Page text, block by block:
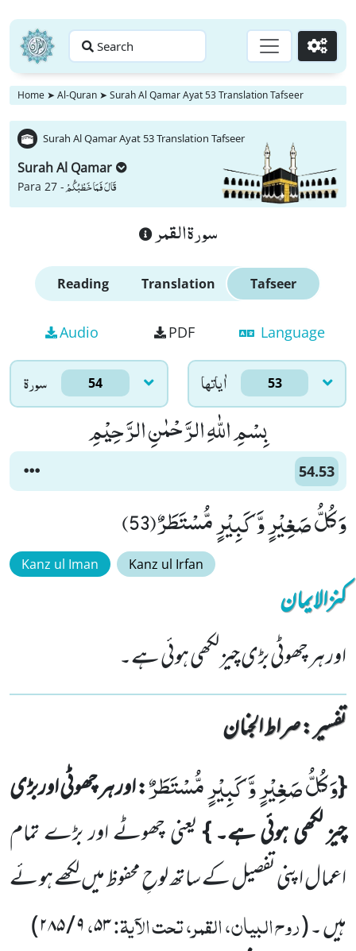
Search Go
Home ➤ Al-Quran ➤ Surah Al Qamar Ayat 53 Translation Tafseer
Surah Al Qamar Ayat 53 Translation Tafseer
Surah Al Qamar
Para 27 -قَالَ فَمَا خَطْبُكُمْ
سورة القمر
Reading Translation Tafseer
Audio PDF Language
سورۃ 54 اٰياتها 53
بِسْمِ اللّٰهِ الرَّحْمٰنِ الرَّحِیْمِ
54.53
وَ كُلُّ صَغِیْرٍ وَّ كَبِیْرٍ مُّسْتَطَرٌ(53)
Kanz ul Iman Kanz ul Irfan
کنزالایمان
اور ہر چھوٹی بڑی چیز لکھی ہوئی ہے۔
تفسیر : ‎صراط الجنان
{وَ كُلُّ صَغِیْرٍ وَّ كَبِیْرٍ مُّسْتَطَرٌ: اور ہرچھوٹی اوربڑی
چیز لکھی ہوئیہے۔}یعنی چھوٹے اور بڑے تمام
اعمال اپنی تفصیل کے ساتھ لوحِ محفوظ میںلکھے ہو ئے
ہیں ۔(روح البیان، القمر، تحت الآیۃ:۵۳،۹/۲۸۵)